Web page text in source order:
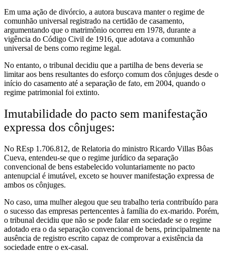
Em uma ação de divórcio, a autora buscava manter o regime de
comunhão universal registrado na certidão de casamento,
argumentando que o matrimônio ocorreu em 1978, durante a
vigência do Código Civil de 1916, que adotava a comunhão
universal de bens como regime legal.
No entanto, o tribunal decidiu que a partilha de bens deveria se
limitar aos bens resultantes do esforço comum dos cônjuges desde o
início do casamento até a separação de fato, em 2004, quando o
regime patrimonial foi extinto.
Imutabilidade do pacto sem manifestação
expressa dos cônjuges:
No REsp 1.706.812, de Relatoria do ministro Ricardo Villas Bôas
Cueva, entendeu-se que o regime jurídico da separação
convencional de bens estabelecido voluntariamente no pacto
antenupcial é imutável, exceto se houver manifestação expressa de
ambos os cônjuges.
No caso, uma mulher alegou que seu trabalho teria contribuído para
o sucesso das empresas pertencentes à família do ex-marido. Porém,
o tribunal decidiu que não se pode falar em sociedade se o regime
adotado era o da separação convencional de bens, principalmente na
ausência de registro escrito capaz de comprovar a existência da
sociedade entre o ex-casal.